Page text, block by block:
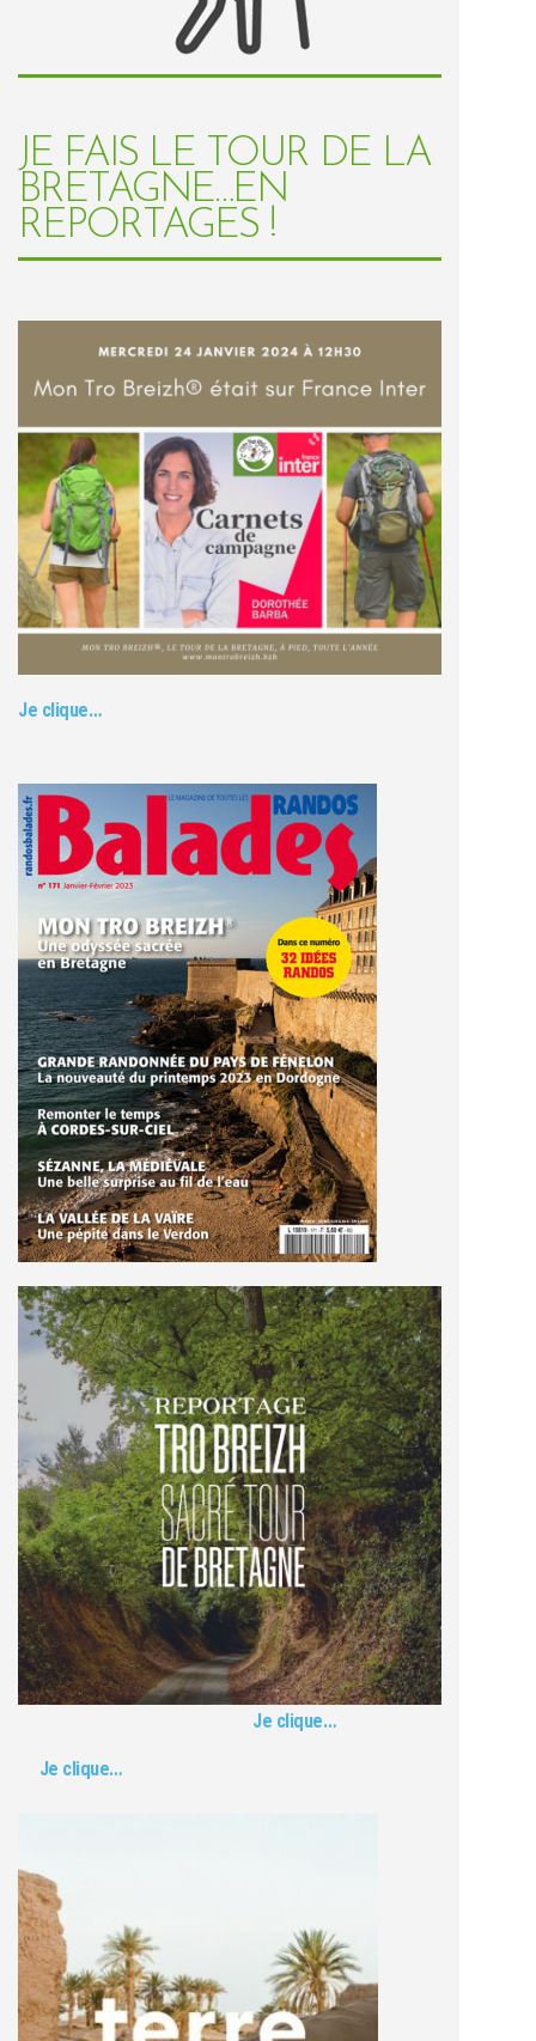
JE FAIS LE TOUR DE LA
BRETAGNE…EN
REPORTAGES !
Je clique…
Je clique…
Je clique…